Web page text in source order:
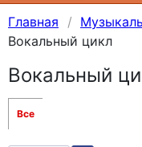
Главная
Вокальный цикл
Вокальный
Все